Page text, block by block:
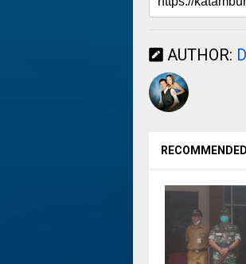
AUTHOR: